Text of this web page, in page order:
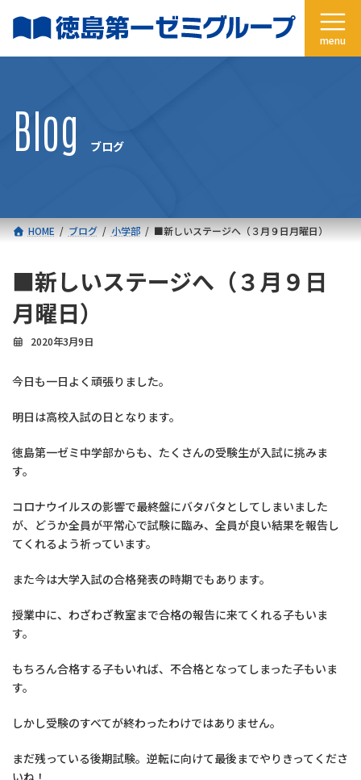
ン
ー
Blog ブログ
HOME ブログ 小学部 ■新しいステージへ（３月９日月曜日）
■新しいステージへ（３月９日
月曜日）
2020年3月9日
今日も一日よく頑張りました。
明日は高校入試の日となります。
徳島第一ゼミ中学部からも、たくさんの受験生が入試に挑みま
す。
コロナウイルスの影響で最終盤にバタバタとしてしまいました
が、どうか全員が平常心で試験に臨み、全員が良い結果を報告し
てくれるよう祈っています。
また今は大学入試の合格発表の時期でもあります。
授業中に、わざわざ教室まで合格の報告に来てくれる子もいま
す。
もちろん合格する子もいれば、不合格となってしまった子もいま
す。
しかし受験のすべてが終わったわけではありません。
まだ残っている後期試験。逆転に向けて最後までやりきってくださ
いね！